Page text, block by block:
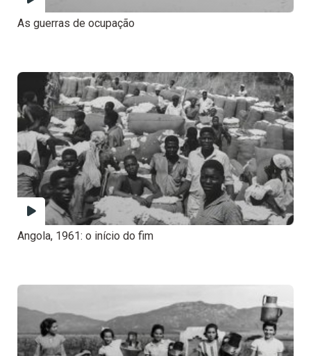
As guerras de ocupação
Angola, 1961: o início do fim